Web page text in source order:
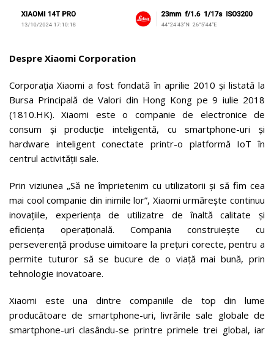
Despre Xiaomi Corporation
Corporația Xiaomi a fost fondată în aprilie 2010 și listată la
Bursa Principală de Valori din Hong Kong pe 9 iulie 2018
(1810.HK). Xiaomi este o companie de electronice de
consum și producție inteligentă, cu smartphone-uri și
hardware inteligent conectate printr-o platformă IoT în
centrul activității sale.
Prin viziunea „Să ne împrietenim cu utilizatorii și să fim cea
mai cool companie din inimile lor”, Xiaomi urmărește continuu
inovațiile, experiența de utilizatre de înaltă calitate și
eficiența operațională. Compania construiește cu
perseverență produse uimitoare la prețuri corecte, pentru a
permite tuturor să se bucure de o viață mai bună, prin
tehnologie inovatoare.
Xiaomi este una dintre companiile de top din lume
producătoare de smartphone-uri, livrările sale globale de
smartphone-uri clasându-se printre primele trei global, iar